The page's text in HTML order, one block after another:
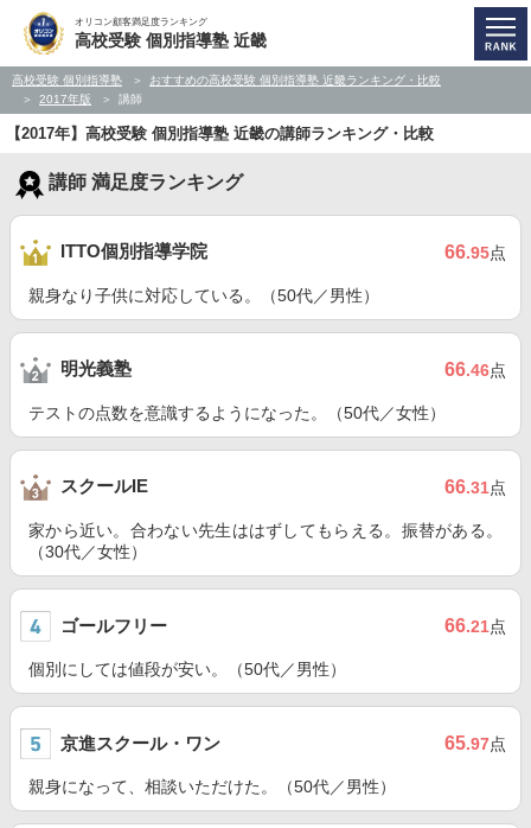
オリコン顧客満足度ランキング
高校受験 個別指導塾 近畿
高校受験 個別指導塾
おすすめの高校受験 個別指導塾 近畿ランキング・比較
2017年版
講師
【2017年】高校受験 個別指導塾 近畿の講師ランキング・比較
講師 満足度ランキング
ITTO個別指導学院 66.95点
親身なり子供に対応している。（50代／男性）
明光義塾 66.46点
テストの点数を意識するようになった。（50代／女性）
スクールIE 66.31点
家から近い。合わない先生ははずしてもらえる。振替がある。
（30代／女性）
ゴールフリー 66.21点
個別にしては値段が安い。（50代／男性）
京進スクール・ワン 65.97点
親身になって、相談いただけた。（50代／男性）